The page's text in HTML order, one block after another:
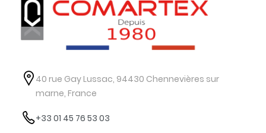
40 rue Gay Lussac, 94430 Chennevières sur
marne, France
+33 01 45 76 53 03